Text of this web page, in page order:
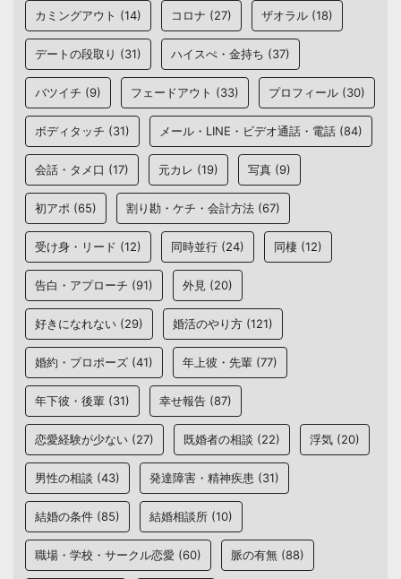
カミングアウト (14) コロナ (27) ザオラル (18)
デートの段取り (31) ハイスぺ・金持ち (37)
バツイチ (9) フェードアウト (33) プロフィール (30)
ボディタッチ (31) メール・LINE・ビデオ通話・電話 (84)
会話・タメ口 (17) 元カレ (19) 写真 (9)
初アポ (65) 割り勘・ケチ・会計方法 (67)
受け身・リード (12) 同時並行 (24) 同棲 (12)
告白・アプローチ (91) 外見 (20)
好きになれない (29) 婚活のやり方 (121)
婚約・プロポーズ (41) 年上彼・先輩 (77)
年下彼・後輩 (31) 幸せ報告 (87)
恋愛経験が少ない (27) 既婚者の相談 (22) 浮気 (20)
男性の相談 (43) 発達障害・精神疾患 (31)
結婚の条件 (85) 結婚相談所 (10)
職場・学校・サークル恋愛 (60) 脈の有無 (88)